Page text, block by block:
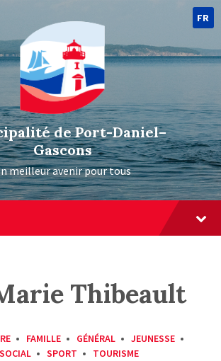
FR
de Port-Daniel–
Gascons
meilleur avenir pour tous
Thibeault
FAMILLE GÉNÉRAL
JEUNESSE
SOCIAL SPORT TOURISME